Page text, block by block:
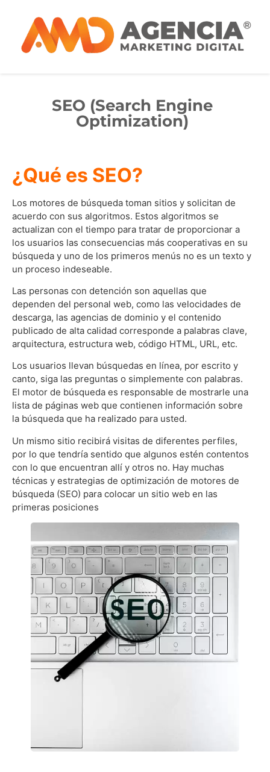
SEO (Search Engine
Optimization)
¿Qué es SEO?
Los motores de búsqueda toman sitios y solicitan de
acuerdo con sus algoritmos. Estos algoritmos se
actualizan con el tiempo para tratar de proporcionar a
los usuarios las consecuencias más cooperativas en su
búsqueda y uno de los primeros menús no es un texto y
un proceso indeseable.
Las personas con detención son aquellas que
dependen del personal web, como las velocidades de
descarga, las agencias de dominio y el contenido
publicado de alta calidad corresponde a palabras clave,
arquitectura, estructura web, código HTML, URL, etc.
Los usuarios llevan búsquedas en línea, por escrito y
canto, siga las preguntas o simplemente con palabras.
El motor de búsqueda es responsable de mostrarle una
lista de páginas web que contienen información sobre
la búsqueda que ha realizado para usted.
Un mismo sitio recibirá visitas de diferentes perfiles,
por lo que tendría sentido que algunos estén contentos
con lo que encuentran allí y otros no. Hay muchas
técnicas y estrategias de optimización de motores de
búsqueda (SEO) para colocar un sitio web en las
primeras posiciones